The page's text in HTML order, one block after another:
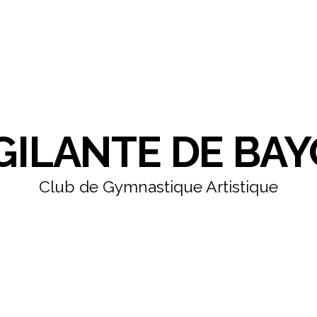
DE
Club de Gymnastique Artistique